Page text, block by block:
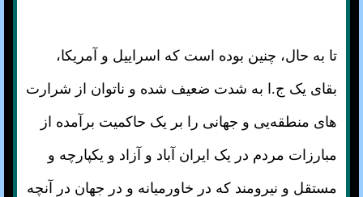
تا به حال، چنین بوده است که اسراییل و آمریکا،
بقای یک ج.ا به شدت ضعیف شده و ناتوان از شرارت
های منطقه‌یی و جهانی را بر یک حاکمیت برآمده از
مبارزات مردم در یک ایران آباد و آزاد و یکپارچه و
مستقل و نیرومند که در خاورمیانه و در جهان در آنچه